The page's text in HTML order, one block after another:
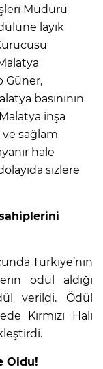
Müdürü
layık
Güner,
basınının
inşa
sağlam
hale
sizlere
Türkiye’nin
ödül aldığı
verildi. Ödül
Kırmızı Halı
Oldu!